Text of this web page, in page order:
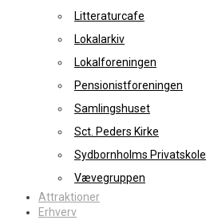
Litteraturcafe
Lokalarkiv
Lokalforeningen
Pensionistforeningen
Samlingshuset
Sct. Peders Kirke
Sydbornholms Privatskole
Vævegruppen
Attraktioner
Erhverv